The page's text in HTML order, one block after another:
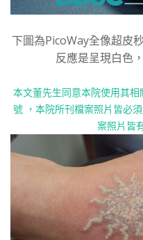
下圖為PicoWay全像超皮
反應是呈現白色
本文董先生同意本院使用其
號 ， 本院所刊檔案照片皆必
案照片皆